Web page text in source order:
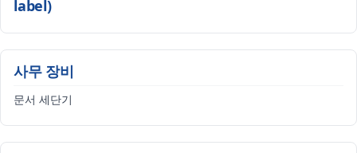
label)
사무 장비
문서 세단기